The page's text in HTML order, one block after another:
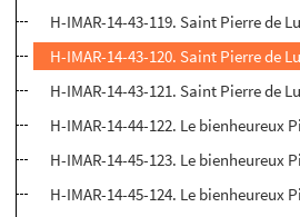
H-IMAR-14-43-119. Saint Pierre de
H-IMAR-14-43-120. Saint Pierre de
H-IMAR-14-43-121. Saint Pierre de
H-IMAR-14-44-122. Le bienheureux
H-IMAR-14-45-123. Le bienheureux
H-IMAR-14-45-124. Le bienheureux